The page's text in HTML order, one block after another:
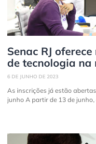
Senac RJ
de tecnologia
6 DE JUNHO DE 2023
As inscrições já estão
junho A partir de 13 de